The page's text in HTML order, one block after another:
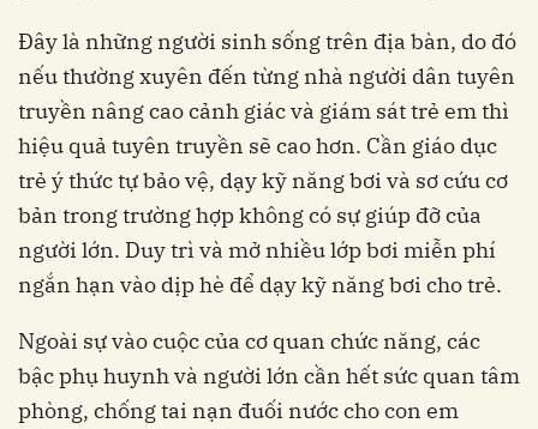
Đây là những người sinh sống trên địa bàn, do đó
nếu thường xuyên đến từng nhà người dân tuyên
truyền nâng cao cảnh giác và giám sát trẻ em thì
hiệu quả tuyên truyền sẽ cao hơn. Cần giáo dục
trẻ ý thức tự bảo vệ, dạy kỹ năng bơi và sơ cứu cơ
bản trong trường hợp không có sự giúp đỡ của
người lớn. Duy trì và mở nhiều lớp bơi miễn phí
ngắn hạn vào dịp hè để dạy kỹ năng bơi cho trẻ.
Ngoài sự vào cuộc của cơ quan chức năng, các
bậc phụ huynh và người lớn cần hết sức quan tâm
phòng, chống tai nạn đuối nước cho con em